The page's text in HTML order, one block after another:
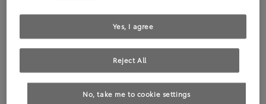
Hier geht's leider nicht weiter.
Die angeforderte Seite kann leider nicht gefunden
werden.
No, take me to cookie settings
Reject All
Yes, I agree